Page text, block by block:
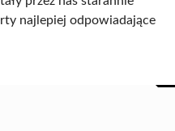
najlepiej odpowiadające